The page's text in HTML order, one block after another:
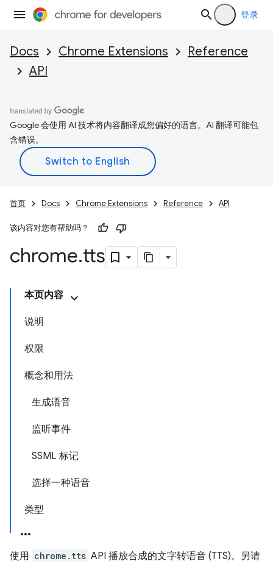
登录
Docs Chrome Extensions
Reference
API
Google 会使用 AI 技术将内容翻译成您偏好的语言。AI 翻译可能包
含错误。
首页 Docs Chrome Extensions Reference API
该内容对您有帮助吗？
chrome.tts
本页内容
说明
权限
概念和用法
生成语音
监听事件
SSML 标记
选择一种语音
类型
使用 chrome.tts API 播放合成的文字转语音 (TTS)。另请